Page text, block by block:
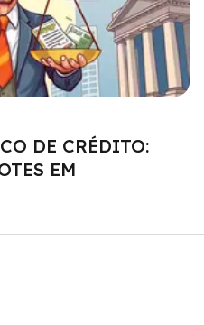
DE CRÉDITO:
EM